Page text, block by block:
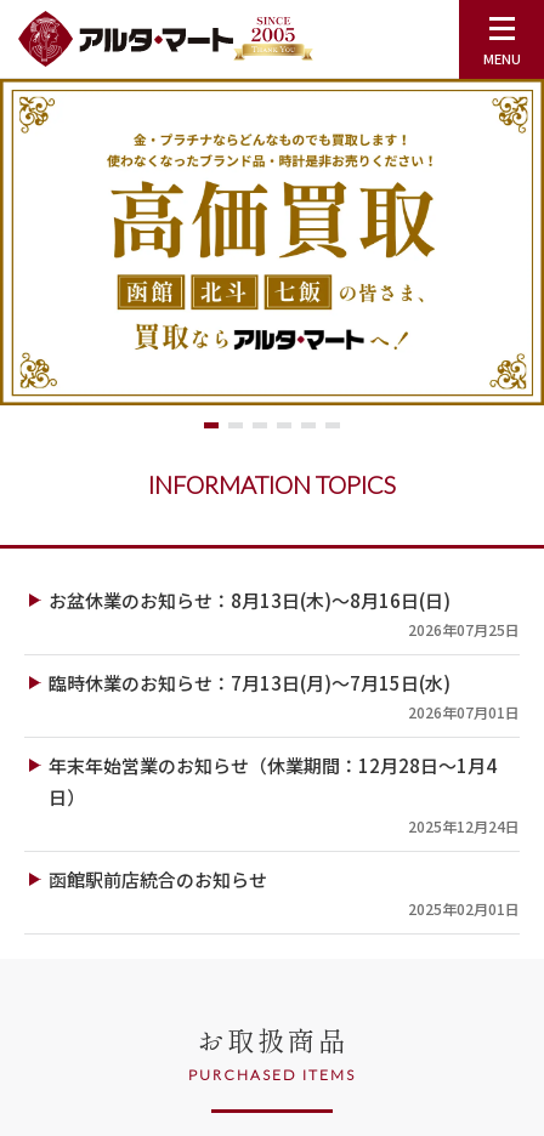
INFORMATION TOPICS
お盆休業のお知らせ：8月13日(木)～8月16日(日)
2026年07月25日
臨時休業のお知らせ：7月13日(月)～7月15日(水)
2026年07月01日
年末年始営業のお知らせ（休業期間：12月28日～1月4
日）
2025年12月24日
函館駅前店統合のお知らせ
2025年02月01日
お取扱商品
PURCHASED ITEMS